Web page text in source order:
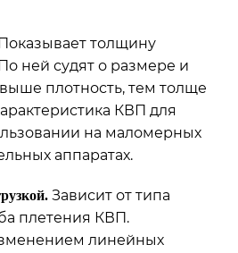
толщину
ней судят о размере и
плотность, тем толще
КВП для
на маломерных
аппаратах.
Зависит от типа
плетения КВП.
линейных